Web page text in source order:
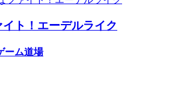
ト！エーデルライク
ーム道場